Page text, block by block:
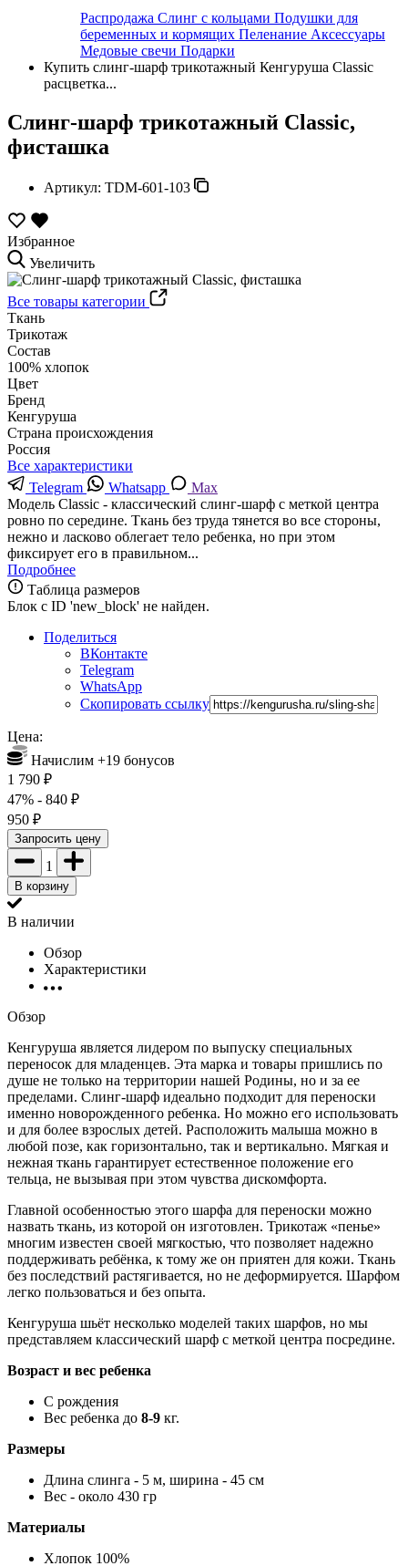
Распродажа Слинг с кольцами Подушки для
беременных и кормящих Пеленание Аксессуары
Медовые свечи Подарки
Купить слинг-шарф трикотажный Кенгуруша Classic
расцветка...
Слинг-шарф трикотажный Classic,
фисташка
Артикул: TDM-601-103
Избранное
Увеличить
Все товары категории
Ткань
Трикотаж
Состав
100% хлопок
Цвет
Бренд
Кенгуруша
Страна происхождения
Россия
Все характеристики
Telegram
Whatsapp
Max
Модель Classic - классический слинг-шарф с меткой центра
ровно по середине. Ткань без труда тянется во все стороны,
нежно и ласково облегает тело ребенка, но при этом
фиксирует его в правильном...
Подробнее
Таблица размеров
Блок с ID 'new_block' не найден.
Поделиться
ВКонтакте
Telegram
WhatsApp
Скопировать ссылку
Цена:
Начислим +19 бонусов
1 790 ₽
47% - 840 ₽
950 ₽
Запросить цену
1
В корзину
В наличии
Обзор
Характеристики
Обзор
Кенгуруша является лидером по выпуску специальных
переносок для младенцев. Эта марка и товары пришлись по
душе не только на территории нашей Родины, но и за ее
пределами. Слинг-шарф идеально подходит для переноски
именно новорожденного ребенка. Но можно его использовать
и для более взрослых детей. Расположить малыша можно в
любой позе, как горизонтально, так и вертикально. Мягкая и
нежная ткань гарантирует естественное положение его
тельца, не вызывая при этом чувства дискомфорта.
Главной особенностью этого шарфа для переноски можно
назвать ткань, из которой он изготовлен. Трикотаж «пенье»
многим известен своей мягкостью, что позволяет надежно
поддерживать ребёнка, к тому же он приятен для кожи. Ткань
без последствий растягивается, но не деформируется. Шарфом
легко пользоваться и без опыта.
Кенгуруша шьёт несколько моделей таких шарфов, но мы
представляем классический шарф с меткой центра посредине.
Возраст и вес ребенка
С рождения
Вес ребенка до 8-9 кг.
Размеры
Длина слинга - 5 м, ширина - 45 см
Вес - около 430 гр
Материалы
Хлопок 100%